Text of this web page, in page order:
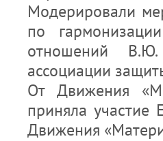
Модерировали
по
отношений
ассоциации
От Движения
приняла участие
Движения